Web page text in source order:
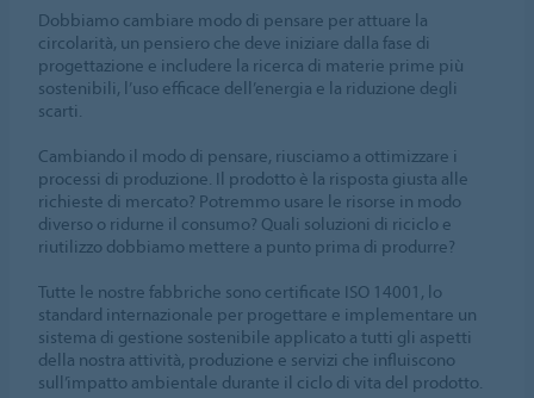
Dobbiamo cambiare modo di pensare per attuare la
circolarità, un pensiero che deve iniziare dalla fase di
progettazione e includere la ricerca di materie prime più
sostenibili, l’uso efficace dell’energia e la riduzione degli
scarti.
Cambiando il modo di pensare, riusciamo a ottimizzare i
processi di produzione. Il prodotto è la risposta giusta alle
richieste di mercato? Potremmo usare le risorse in modo
diverso o ridurne il consumo? Quali soluzioni di riciclo e
riutilizzo dobbiamo mettere a punto prima di produrre?
Tutte le nostre fabbriche sono certificate ISO 14001, lo
standard internazionale per progettare e implementare un
sistema di gestione sostenibile applicato a tutti gli aspetti
della nostra attività, produzione e servizi che influiscono
sull’impatto ambientale durante il ciclo di vita del prodotto.